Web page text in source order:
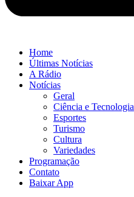
Home
Últimas Notícias
A Rádio
Notícias
Geral
Ciência e Tecnologia
Esportes
Turismo
Cultura
Variedades
Programação
Contato
Baixar App